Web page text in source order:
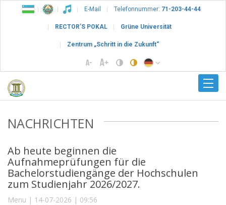
E-Mail Telefonnummer: 71-203-44-44
RECTOR’S POKAL Grüne Universität
Zentrum „Schritt in die Zukunft“
NACHRICHTEN
Ab heute beginnen die
Aufnahmeprüfungen für die
Bachelorstudiengänge der Hochschulen
zum Studienjahr 2026/2027.
Menu | 14-07-2026 | 09:56